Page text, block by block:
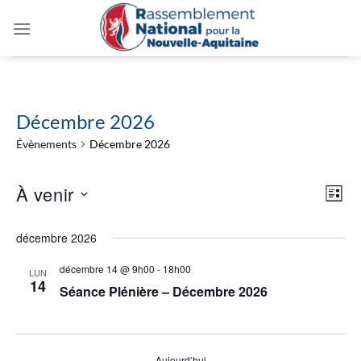
Décembre 2026
Évènements Décembre 2026
par
LISTE
À venir
une
décembre 2026
LUN
14
décembre 14 @ 9h00 - 18h00
Séance Plénière – Décembre 2026